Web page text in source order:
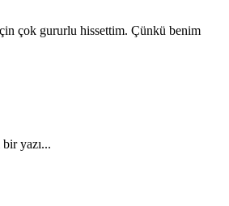
için çok gururlu hissettim. Çünkü benim
yazı...